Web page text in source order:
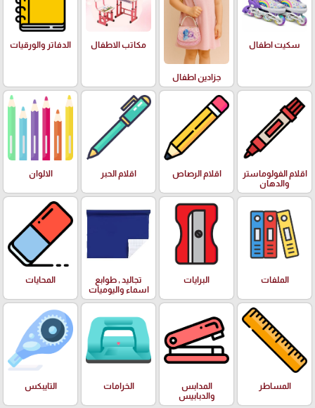
سكيت اطفال
جزادين اطفال
مكاتب الاطفال الدفاتر والورقيات
اقلام الفولوماستر
والدهان
اقلام الرصاص اقلام الحبر الالوان
الملفات البرايات
تجاليد , طوابع
اسماء واليوميات
المحايات
المساطر
المدابس
والدبابيس
الخرامات التايبكس